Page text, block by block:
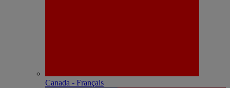
Canada - Français